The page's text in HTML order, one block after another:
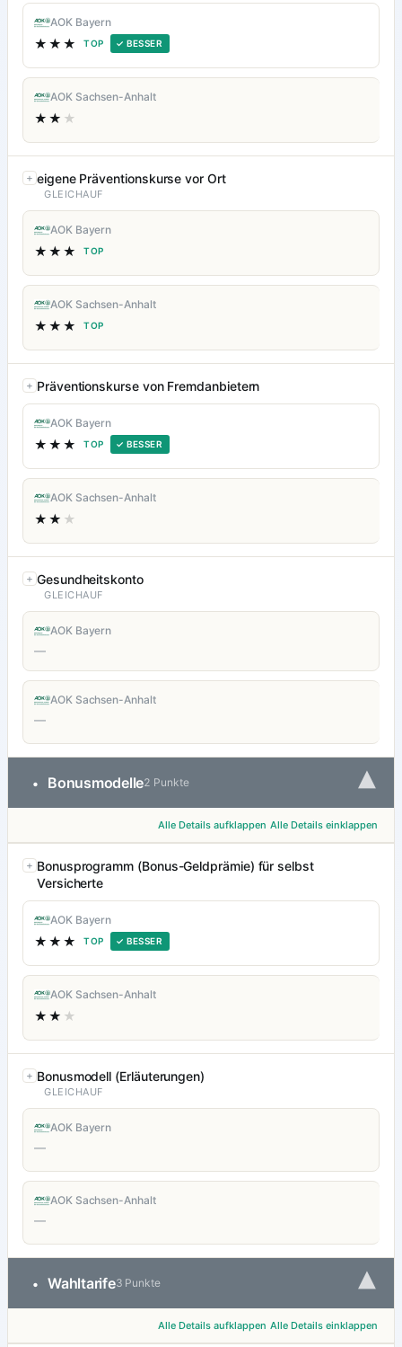
AOK Bayern
★★★ TOP ✓ BESSER
AOK Sachsen-Anhalt
★★ ★
eigene Präventionskurse vor Ort
GLEICHAUF
AOK Bayern
★★★ TOP
AOK Sachsen-Anhalt
★★★ TOP
Präventionskurse von Fremdanbietern
AOK Bayern
★★★ TOP ✓ BESSER
AOK Sachsen-Anhalt
★★ ★
Gesundheitskonto
GLEICHAUF
AOK Bayern
—
AOK Sachsen-Anhalt
—
• Bonusmodelle2 Punkte ▾
Alle Details aufklappen Alle Details einklappen
Bonusprogramm (Bonus-Geldprämie) für selbst
Versicherte
AOK Bayern
★★★ TOP ✓ BESSER
AOK Sachsen-Anhalt
★★ ★
Bonusmodell (Erläuterungen)
GLEICHAUF
AOK Bayern
—
AOK Sachsen-Anhalt
—
• Wahltarife3 Punkte ▾
Alle Details aufklappen Alle Details einklappen